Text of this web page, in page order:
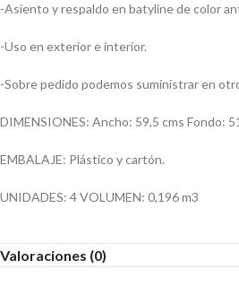
-Asiento y respaldo en batyline de color
-Uso en exterior e interior.
-Sobre pedido podemos suministrar en
DIMENSIONES: Ancho: 59,5 cms Fondo:
EMBALAJE: Plástico y cartón.
UNIDADES: 4 VOLUMEN: 0,196 m3
Valoraciones (0)